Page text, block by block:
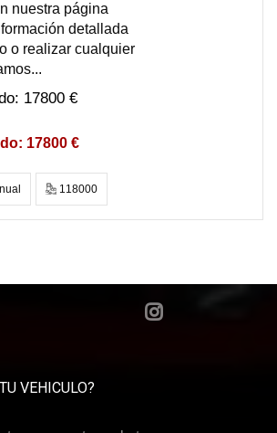
nuestra página
detallada
o realizar cualquier
17800 €
17800 €
118000
VEHICULO?